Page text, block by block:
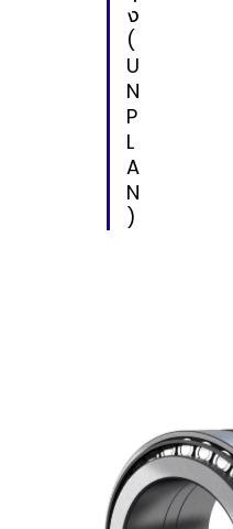
ง
(
U
N
P
L
A
N
)